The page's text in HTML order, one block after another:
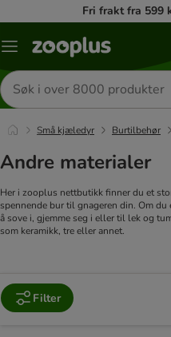
Fri frakt fra 599
Katalogmeny
Søk
etter
produkter
Små kjæledyr Burtilbehør
Andre materialer
Her i zooplus nettbutikk finner du et
spennende bur til gnageren din. Om
å sove i, gjemme seg i eller til lek og
som keramikk, tre eller annet.
Filter